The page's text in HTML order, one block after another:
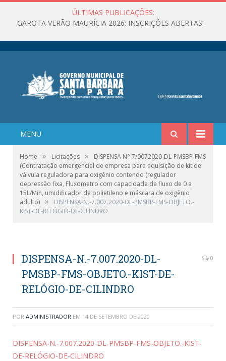
ÚLTIMAS PUBLICAÇÕES:
GAROTA VERÃO MAURÍCIA 2026: INSCRIÇÕES ABERTAS!
MENU
Home » Licitações »
DISPENSA N° 7/0072020-DL-PMSBP-FMS
(Contratação emergencial de empresa para aquisição de kit de
válvula reguladora para oxigênio contendo (regulador
depressão fixa, Fluxometro com capacidade de fluxo de 0 a
15L/Min, umidificador de polietileno e máscara de oxigênio
adulto) »
DISPENSA-N.-7.007.2020-DL-PMSBP-FMS-OBJETO.-
KIST-DE-RELÓGIO-DE-CILINDRO
DISPENSA-N.-7.007.2020-DL-
PMSBP-FMS-OBJETO.-KIST-DE-
RELÓGIO-DE-CILINDRO
0
POR ADMINISTRADOR EM 14 DE SETEMBRO DE 2020
DISPENSA-N.-7.007.2020-DL-PMSBP-FMS-OBJETO.-KIST-
DE-RELÓGIO-DE-CILINDRO